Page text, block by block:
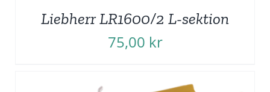
Liebherr LR1600/2 L-sektion
75,00 kr